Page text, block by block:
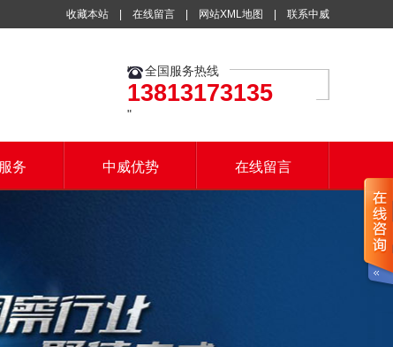
收藏本站 在线留言 网站XML地图 联系中威
全国服务热线
13813173135
务 中威优势 在线留言